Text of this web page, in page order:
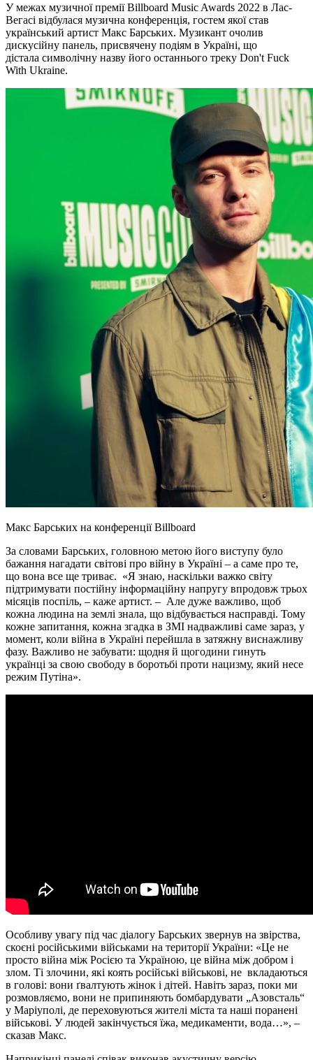
У межах музичної премії Billboard Music Awards 2022 в Лас-
Вегасі відбулася музична конференція, гостем якої став
український артист Макс Барських. Музикант очолив
дискусійну панель, присвячену подіям в Україні, що
дістала символічну назву його останнього треку Don't Fuck
With Ukraine.
Макс Барських на конференції Billboard
За словами Барських, головною метою його виступу було
бажання нагадати світові про війну в Україні – а саме про те,
що вона все ще триває. «Я знаю, наскільки важко світу
підтримувати постійну інформаційну напругу впродовж трьох
місяців поспіль, – каже артист. – Але дуже важливо, щоб
кожна людина на землі знала, що відбувається насправді. Тому
кожне запитання, кожна згадка в ЗМІ надважливі саме зараз, у
момент, коли війна в Україні перейшла в затяжну виснажливу
фазу. Важливо не забувати: щодня й щогодини гинуть
українці за свою свободу в боротьбі проти нацизму, який несе
режим Путіна».
Особливу увагу під час діалогу Барських звернув на звірства,
скоєні російськими військами на території України: «Це не
просто війна між Росією та Україною, це війна між добром і
злом. Ті злочини, які коять російські військові, не вкладаються
в голові: вони ґвалтують жінок і дітей. Навіть зараз, поки ми
розмовляємо, вони не припиняють бомбардувати „Азовсталь“
у Маріуполі, де переховуються жителі міста та наші поранені
військові. У людей закінчується їжа, медикаменти, вода…», –
сказав Макс.